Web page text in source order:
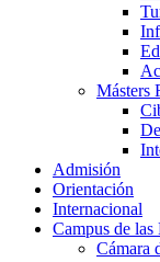
Másters
Admisión
Orientación
Internacional
Campus de las
Cámara